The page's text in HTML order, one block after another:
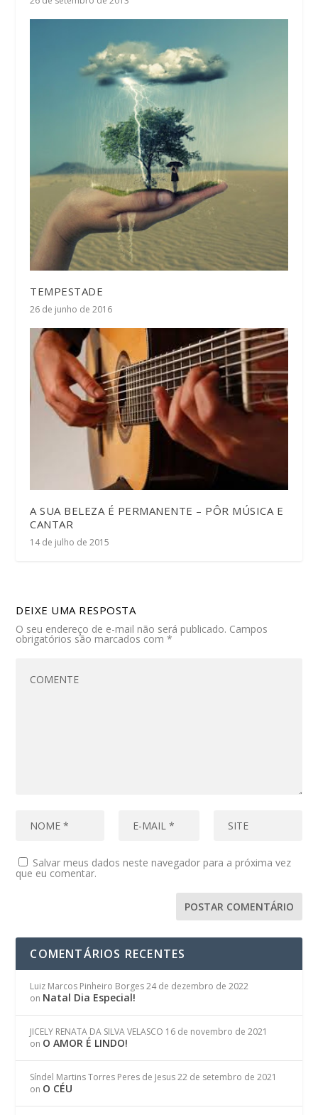
TEMPESTADE
26 de junho de 2016
A SUA BELEZA É PERMANENTE – PÔR MÚSICA E
CANTAR
14 de julho de 2015
DEIXE UMA RESPOSTA
O seu endereço de e-mail não será publicado. Campos
obrigatórios são marcados com*
Salvar meus dados neste navegador para a próxima vez
que eu comentar.
COMENTÁRIOS RECENTES
Luiz Marcos Pinheiro Borges 24 de dezembro de 2022
on Natal Dia Especial!
JICELY RENATA DA SILVA VELASCO 16 de novembro de 2021
on O AMOR É LINDO!
Síndel Martins Torres Peres de Jesus 22 de setembro de 2021
on O CÉU